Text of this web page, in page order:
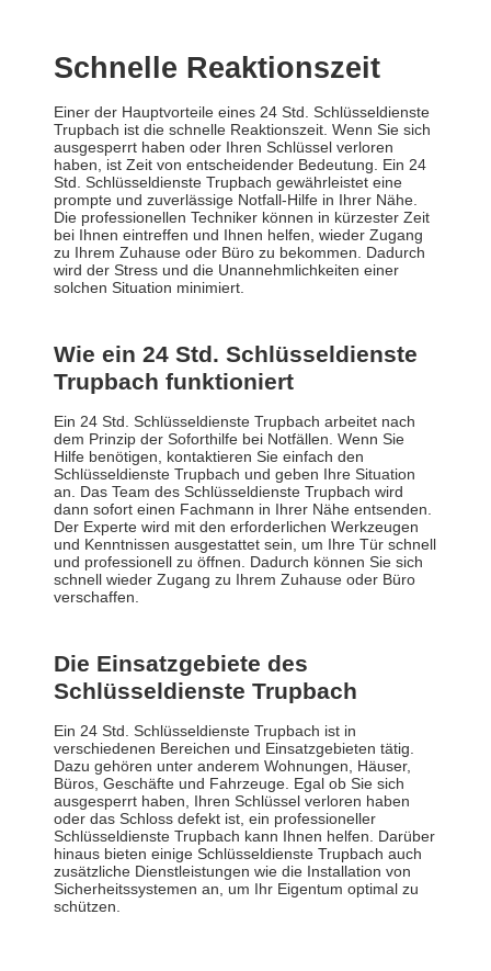
Schnelle Reaktionszeit
Einer der Hauptvorteile eines 24 Std. Schlüsseldienste
Trupbach ist die schnelle Reaktionszeit. Wenn Sie sich
ausgesperrt haben oder Ihren Schlüssel verloren
haben, ist Zeit von entscheidender Bedeutung. Ein 24
Std. Schlüsseldienste Trupbach gewährleistet eine
prompte und zuverlässige Notfall-Hilfe in Ihrer Nähe.
Die professionellen Techniker können in kürzester Zeit
bei Ihnen eintreffen und Ihnen helfen, wieder Zugang
zu Ihrem Zuhause oder Büro zu bekommen. Dadurch
wird der Stress und die Unannehmlichkeiten einer
solchen Situation minimiert.
Wie ein 24 Std. Schlüsseldienste
Trupbach funktioniert
Ein 24 Std. Schlüsseldienste Trupbach arbeitet nach
dem Prinzip der Soforthilfe bei Notfällen. Wenn Sie
Hilfe benötigen, kontaktieren Sie einfach den
Schlüsseldienste Trupbach und geben Ihre Situation
an. Das Team des Schlüsseldienste Trupbach wird
dann sofort einen Fachmann in Ihrer Nähe entsenden.
Der Experte wird mit den erforderlichen Werkzeugen
und Kenntnissen ausgestattet sein, um Ihre Tür schnell
und professionell zu öffnen. Dadurch können Sie sich
schnell wieder Zugang zu Ihrem Zuhause oder Büro
verschaffen.
Die Einsatzgebiete des
Schlüsseldienste Trupbach
Ein 24 Std. Schlüsseldienste Trupbach ist in
verschiedenen Bereichen und Einsatzgebieten tätig.
Dazu gehören unter anderem Wohnungen, Häuser,
Büros, Geschäfte und Fahrzeuge. Egal ob Sie sich
ausgesperrt haben, Ihren Schlüssel verloren haben
oder das Schloss defekt ist, ein professioneller
Schlüsseldienste Trupbach kann Ihnen helfen. Darüber
hinaus bieten einige Schlüsseldienste Trupbach auch
zusätzliche Dienstleistungen wie die Installation von
Sicherheitssystemen an, um Ihr Eigentum optimal zu
schützen.